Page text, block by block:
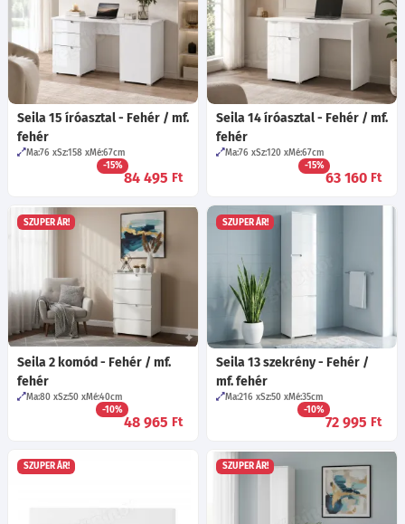
Seila 15 íróasztal - Fehér / mf.
fehér
Ma:76 Sz:158 Mé:67cm
-15%
84 495 Ft
Seila 14 íróasztal - Fehér / mf.
fehér
Ma:76 Sz:120 Mé:67cm
-15%
63 160 Ft
SZUPER ÁR!
Seila 2 komód - Fehér / mf.
fehér
Ma:80 Sz:50 Mé:40cm
-10%
48 965 Ft
SZUPER ÁR!
Seila 13 szekrény - Fehér /
mf. fehér
Ma:216 Sz:50 Mé:35cm
-10%
72 995 Ft
SZUPER ÁR! SZUPER ÁR!